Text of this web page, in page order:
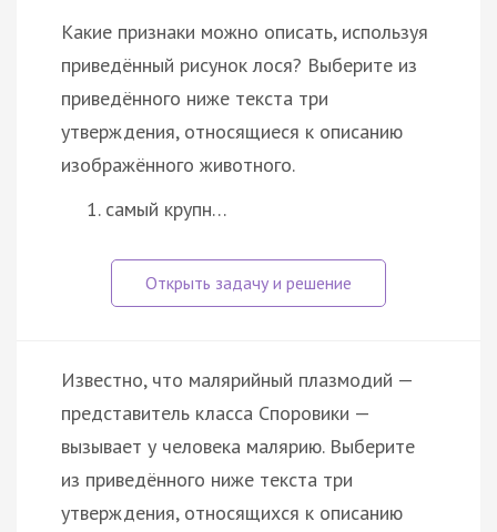
Какие признаки можно описать, используя
приведённый рисунок лося? Выберите из
приведённого ниже текста три
утверждения, относящиеся к описанию
изображённого животного.
самый крупн…
Известно, что малярийный плазмодий —
представитель класса Споровики —
вызывает у человека малярию. Выберите
из приведённого ниже текста три
утверждения, относящихся к описанию